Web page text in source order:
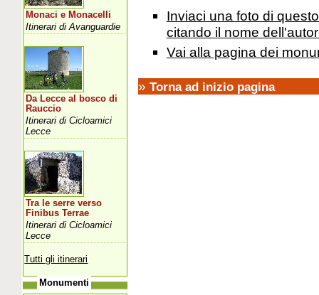
Inviaci una foto di
citando il nome
Vai alla pagina dei
» Torna ad inizio pagina
Monaci e Monacelli
Itinerari di Avanguardie
Da Lecce al bosco di
Rauccio
Itinerari di Cicloamici
Lecce
Tra le serre verso
Finibus Terrae
Itinerari di Cicloamici
Lecce
Tutti gli itinerari
Monumenti